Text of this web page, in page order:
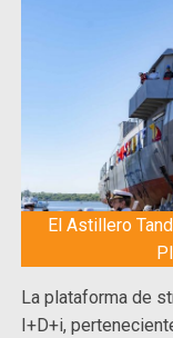
El Astillero
La plataforma de
I+D+i,